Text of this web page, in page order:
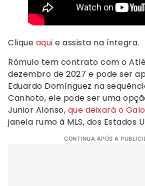
Clique aqui e assista na íntegra.
Rômulo tem contrato com o
dezembro de 2027 e pode ser
Eduardo Domínguez na
Canhoto, ele pode ser uma
Junior Alonso, que deixará o Galo
janela rumo à MLS, dos Estados
CONTINUA APÓS A